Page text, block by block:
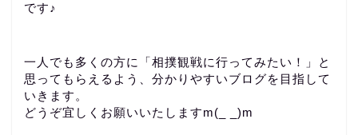
です♪
一人でも多くの方に「相撲観戦に行ってみたい！」と
思ってもらえるよう、分かりやすいブログを目指して
いきます。
どうぞ宜しくお願いいたしますm(_ _)m